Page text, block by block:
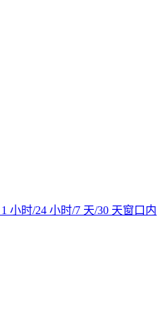
小时/24 小时/7 天/30 天窗口内